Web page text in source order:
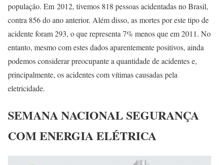
população. Em 2012, tivemos 818 pessoas acidentadas no Brasil,
contra 856 do ano anterior. Além disso, as mortes por este tipo de
acidente foram 293, o que representa 7% menos que em 2011. No
entanto, mesmo com estes dados aparentemente positivos, ainda
podemos considerar preocupante a quantidade de acidentes e,
principalmente, os acidentes com vítimas causadas pela
eletricidade.
SEMANA NACIONAL SEGURANÇA
COM ENERGIA ELÉTRICA